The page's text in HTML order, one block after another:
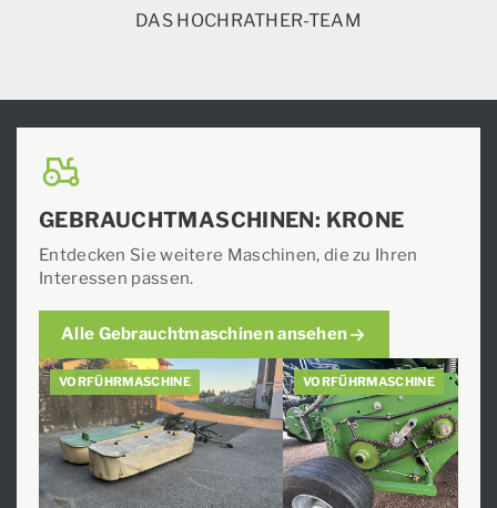
DAS HOCHRATHER-TEAM
GEBRAUCHTMASCHINEN: KRONE
Entdecken Sie weitere Maschinen, die zu Ihren
Interessen passen.
Alle Gebrauchtmaschinen ansehen
VORFÜHRMASCHINE VORFÜHRMASCHINE